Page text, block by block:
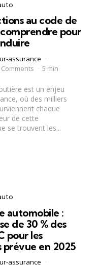
au code de
pour
assurance
Comments 5 min
est un enjeu
où des milliers
chaque
de cette
se trouvent les...
automobile :
de 30 % des
pour les
prévue en 2025
assurance